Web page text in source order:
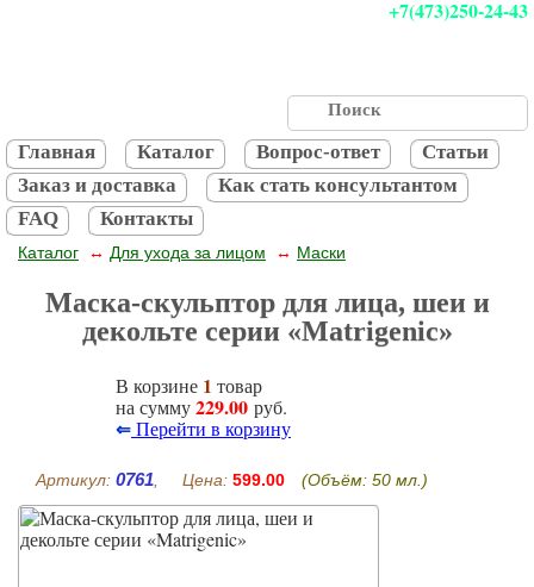
+7(473)250-24-43
Главная Каталог Вопрос-ответ
Статьи
Заказ и доставка
Как стать консультантом
FAQ
Контакты
Каталог ↔ Для ухода за лицом ↔ Маски
Маска-скульптор для лица, шеи и
декольте серии «Matrigenic»
В корзине 1 товар
на сумму229.00 руб.
⇐Перейти в корзину
Артикул: 0761 , Цена: 599.00 (Объём: 50 мл.)